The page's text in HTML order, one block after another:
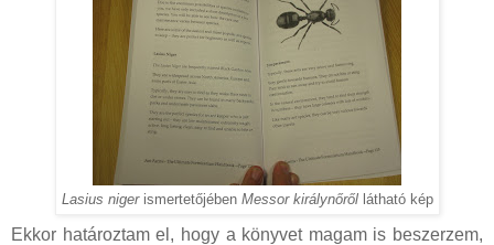
Lasius nigerismertetőjében Messor királynőrőllátható kép
Ekkor határoztam el, hogy a könyvet magam is beszerzem,